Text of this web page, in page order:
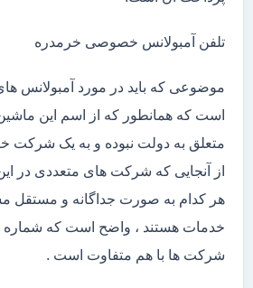
تلفن آمبولانس خصوصی خرمدره
موضوعی که باید در مورد آمبولانس
است که همانطور که از اسم این
متعلق به دولت نبوده و به یک شرکت
از آنجایی که شرکت های متعددی در
هر کدام به صورت جداگانه و مستقل
خدمات هستند ، واضح است که شماره
شرکت ها با هم متفاوت است .